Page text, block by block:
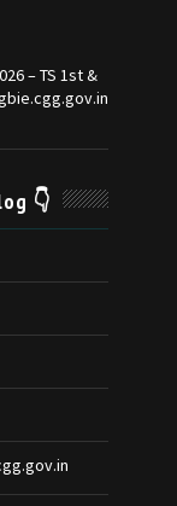
– TS 1st &
👇